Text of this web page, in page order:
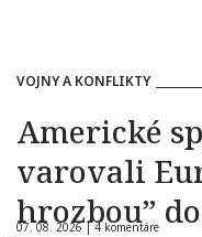
VOJNY A KONFLIKTY
Americké
varovali
hrozbou”
07. 08. 2026 |4 komentáre